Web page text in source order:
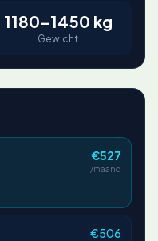
1180-1450 kg
Gewicht
€527
/maand
€506